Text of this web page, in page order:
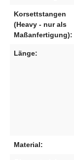
Korsettstangen
(Heavy - nur als
Maßanfertigung):
Länge:
Material: